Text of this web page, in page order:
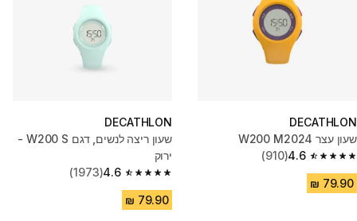
DECATHLON
שעון עצר W200 M2024
4.6
4.6 out of 5 stars from 910 reviews
(910)
DECATHLON
שעון ריצה לנשים, דגם W200 S -
ירוק
4.6
4.6 out of 5 stars from 1973 reviews
(1973)